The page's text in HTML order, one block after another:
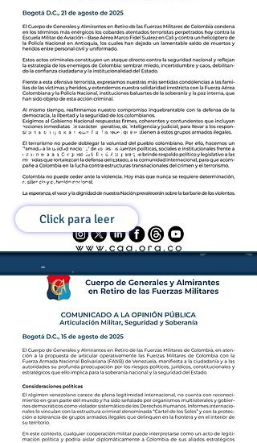
Comunicado a la
Opinión Pública
21 de Agosto de 2025
Click para leer